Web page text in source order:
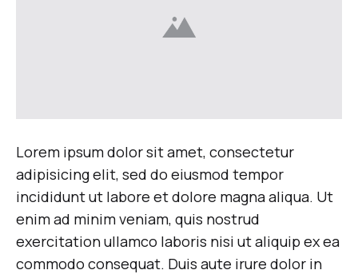
Lorem ipsum dolor sit amet, consectetur
adipisicing elit, sed do eiusmod tempor
incididunt ut labore et dolore magna aliqua. Ut
enim ad minim veniam, quis nostrud
exercitation ullamco laboris nisi ut aliquip ex ea
commodo consequat. Duis aute irure dolor in